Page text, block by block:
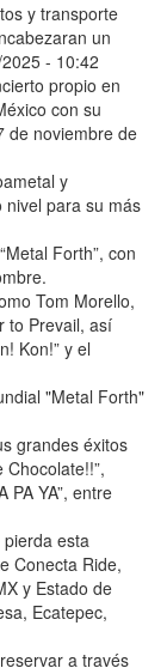
y transporte
un
- 10:42
propio en
con su
de noviembre de
y
para su más
Forth”, con
Tom Morello,
to Prevail, así
Kon!” y el
"Metal Forth"
grandes éxitos
PA YA”, entre
esta
Conecta Ride,
y Estado de
Ecatepec,
a través